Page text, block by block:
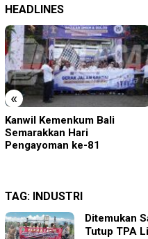
HEADLINES
«
Tragedi Proyek Masjid MIN 5
Madiun: Satu Nyawa
Melayang, K3 Dipertanyakan
TAG: INDUSTRI
Ditemukan
Tutup TPA